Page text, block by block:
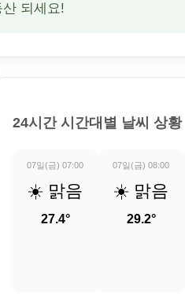
되세요!
24시간 시간대별 날씨 상황
07일(금) 07:00
☀️ 맑음
27.4°
07일(금) 08:00
☀️ 맑음
29.2°